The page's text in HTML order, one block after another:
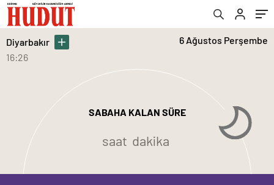
Diyarbakır
16:26
SABAHA KALAN SÜRE
saat dakika
6 Ağustos Perşembe